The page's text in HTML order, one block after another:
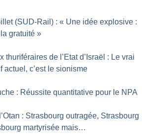
(SUD-Rail) : « Une idée explosive :
gratuité »
thuriféraires de l’Etat d’Israël : Le vrai
actuel, c’est le sionisme
: Réussite quantitative pour le NPA
: Strasbourg outragée, Strasbourg
martyrisée mais…